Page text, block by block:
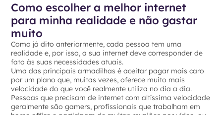
Como escolher a melhor internet
para minha realidade e não gastar
muito
Como já dito anteriormente, cada pessoa tem uma
realidade e, por isso, a sua internet deve corresponder de
fato às suas necessidades atuais.
Uma das principais armadilhas é aceitar pagar mais caro
por um plano que, muitas vezes, oferece muito mais
velocidade do que você realmente utiliza no dia a dia.
Pessoas que precisam de internet com altíssima velocidade
geralmente são gamers, profissionais que trabalham em